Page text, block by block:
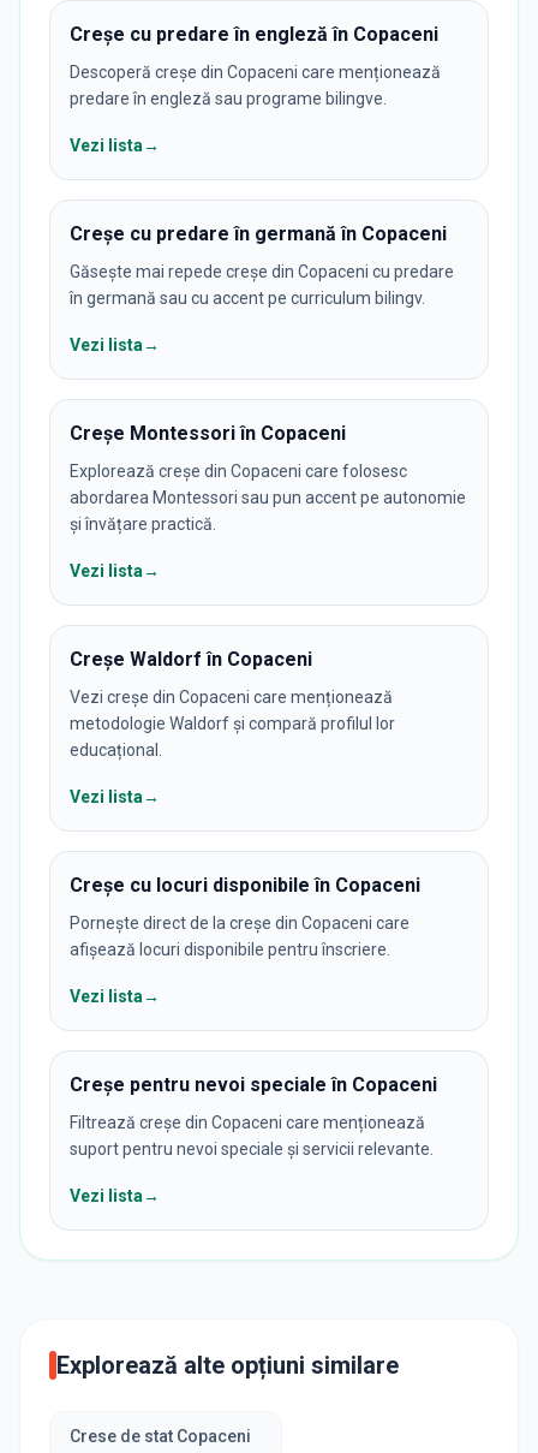
Creșe cu predare în engleză în Copaceni
Descoperă creșe din Copaceni care menționează
predare în engleză sau programe bilingve.
Vezi lista→
Creșe cu predare în germană în Copaceni
Găsește mai repede creșe din Copaceni cu predare
în germană sau cu accent pe curriculum bilingv.
Vezi lista→
Creșe Montessori în Copaceni
Explorează creșe din Copaceni care folosesc
abordarea Montessori sau pun accent pe autonomie
și învățare practică.
Vezi lista→
Creșe Waldorf în Copaceni
Vezi creșe din Copaceni care menționează
metodologie Waldorf și compară profilul lor
educațional.
Vezi lista→
Creșe cu locuri disponibile în Copaceni
Pornește direct de la creșe din Copaceni care
afișează locuri disponibile pentru înscriere.
Vezi lista→
Creșe pentru nevoi speciale în Copaceni
Filtrează creșe din Copaceni care menționează
suport pentru nevoi speciale și servicii relevante.
Vezi lista→
Explorează alte opțiuni similare
Crese de stat Copaceni